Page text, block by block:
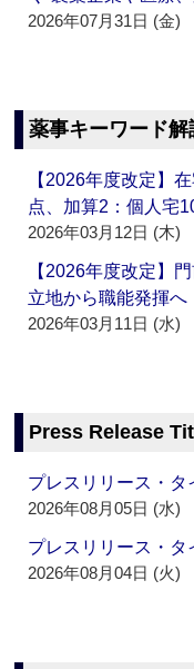
2026年07月31日 (金)
薬事キーワード解
【2026年度改定】
点、加算2：個人宅
2026年03月12日 (木)
【2026年度改定】
立地から職能発揮へ
2026年03月11日 (水)
Press Release
プレスリリース・
2026年08月05日 (水)
プレスリリース・
2026年08月04日 (火)